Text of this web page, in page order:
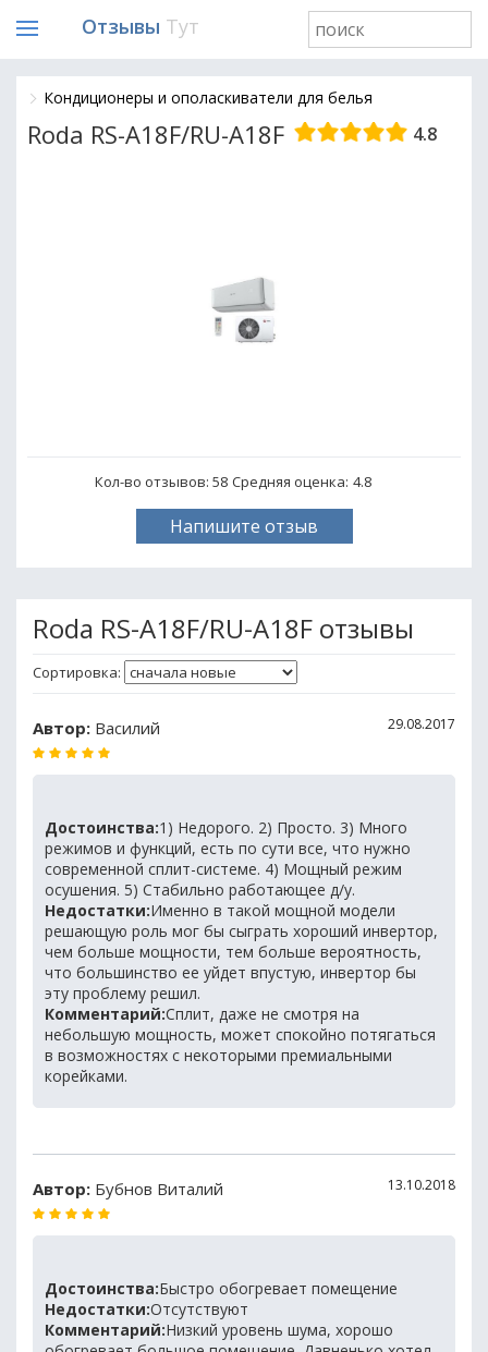
Отзывы Тут
Кондиционеры и ополаскиватели для белья
Roda RS-A18F/RU-A18F 4.8
Кол-во отзывов: 58 Средняя оценка: 4.8
Напишите отзыв
Roda RS-A18F/RU-A18F отзывы
Сортировка:
Автор: Василий 29.08.2017
Достоинства:1) Недорого. 2) Просто. 3) Много
режимов и функций, есть по сути все, что нужно
современной сплит-системе. 4) Мощный режим
осушения. 5) Стабильно работающее д/у.
Недостатки:Именно в такой мощной модели
решающую роль мог бы сыграть хороший инвертор,
чем больше мощности, тем больше вероятность,
что большинство ее уйдет впустую, инвертор бы
эту проблему решил.
Комментарий:Сплит, даже не смотря на
небольшую мощность, может спокойно потягаться
в возможностях с некоторыми премиальными
корейками.
Автор: Бубнов Виталий 13.10.2018
Достоинства:Быстро обогревает помещение
Недостатки:Отсутствуют
Комментарий:Низкий уровень шума, хорошо